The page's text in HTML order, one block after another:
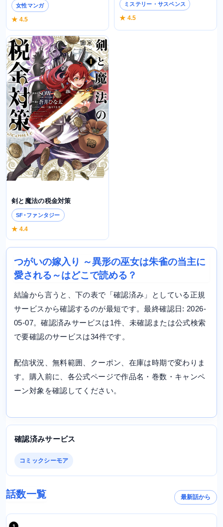
女性マンガ
★ 4.5
ミステリー・サスペンス
★ 4.5
剣と魔法の税金対策
SF･ファンタジー
★ 4.4
つがいの嫁入り ～異形の巫女は朱雀の当主に
愛される～はどこで読める？
結論から言うと、下の表で「確認済み」としている正規
サービスから確認するのが最短です。最終確認日: 2026-
05-07。確認済みサービスは1件、未確認または公式検索
で要確認のサービスは34件です。
配信状況、無料範囲、クーポン、在庫は時期で変わりま
す。購入前に、各公式ページで作品名・巻数・キャンペ
ーン対象を確認してください。
確認済みサービス
コミックシーモア
話数一覧 最新話から